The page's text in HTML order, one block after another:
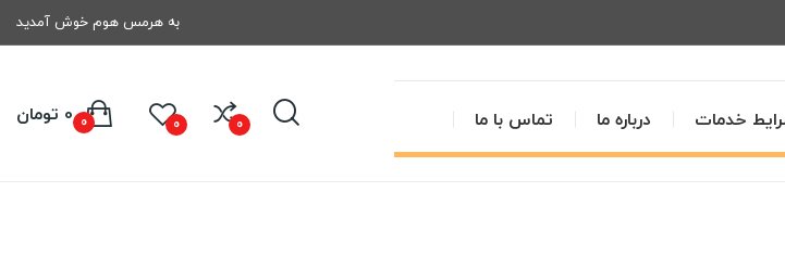
به هرمس هوم خوش آمدید
خدمات درباره ما تماس با ما 0
0 0 تومان 0